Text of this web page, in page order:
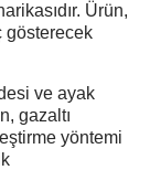
Ürün,
gösterecek
ve ayak
gazaltı
yöntemi